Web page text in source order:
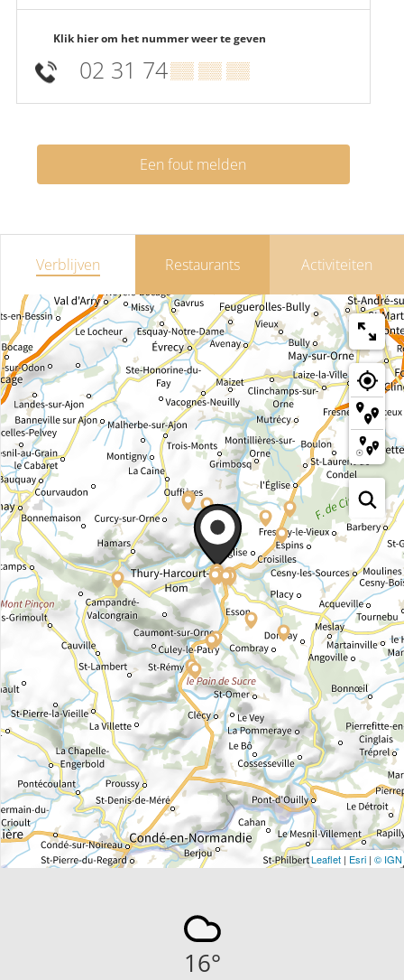
Klik hier om het nummer weer te geven
02 31 74▒▒ ▒▒ ▒▒
Een fout melden
Verblijven Restaurants Activiteiten
Leaflet | Esri | © IGN
16°